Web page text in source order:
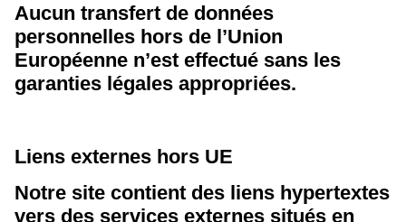
Aucun transfert de données
personnelles hors de l’Union
Européenne n’est effectué sans les
garanties légales appropriées.
Liens externes hors UE
Notre site contient des liens hypertextes
vers des services externes situés en